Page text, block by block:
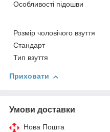
Особливості підошви
Розмір чоловічого взуття
Стандарт
Тип взуття
Приховати
Умови доставки
Нова Пошта